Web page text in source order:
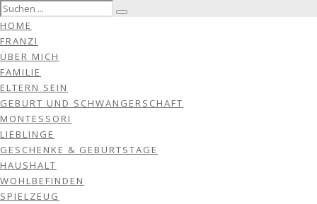
HOME
FRANZI
ÜBER MICH
FAMILIE
ELTERN SEIN
GEBURT UND SCHWANGERSCHAFT
MONTESSORI
LIEBLINGE
GESCHENKE & GEBURTSTAGE
HAUSHALT
WOHLBEFINDEN
SPIELZEUG